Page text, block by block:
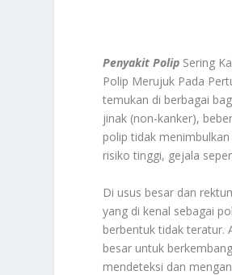
Penyakit Polip Sering
Polip Merujuk Pada
temukan di berbagai
jinak (non-kanker),
polip tidak
risiko tinggi, gejala
Di usus besar dan
yang di kenal sebagai
berbentuk tidak teratur.
besar untuk
mendeteksi dan